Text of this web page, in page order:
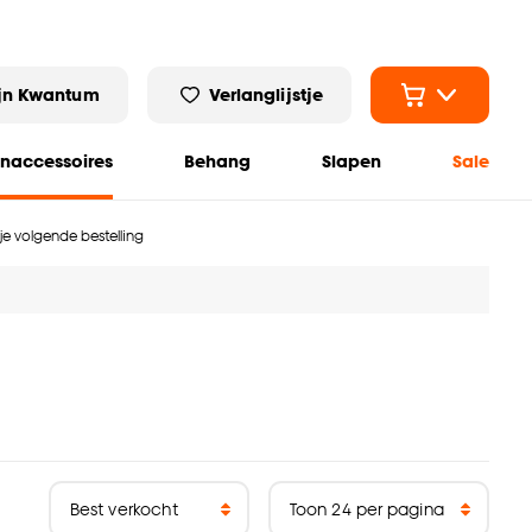
Kwantum Verlanglijstje
Behang Slapen Sale
volgende bestelling